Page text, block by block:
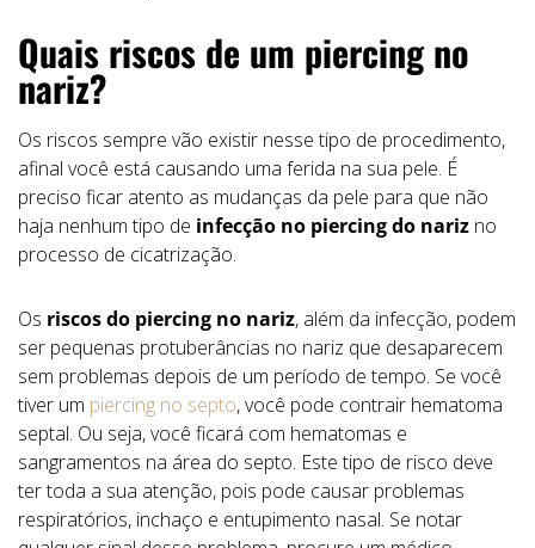
Quais riscos de um piercing no
nariz?
Os riscos sempre vão existir nesse tipo de procedimento,
afinal você está causando uma ferida na sua pele. É
preciso ficar atento as mudanças da pele para que não
haja nenhum tipo de infecção no piercing do nariz no
processo de cicatrização.
Os riscos do piercing no nariz, além da infecção, podem
ser pequenas protuberâncias no nariz que desaparecem
sem problemas depois de um período de tempo. Se você
tiver um piercing no septo, você pode contrair hematoma
septal. Ou seja, você ficará com hematomas e
sangramentos na área do septo. Este tipo de risco deve
ter toda a sua atenção, pois pode causar problemas
respiratórios, inchaço e entupimento nasal. Se notar